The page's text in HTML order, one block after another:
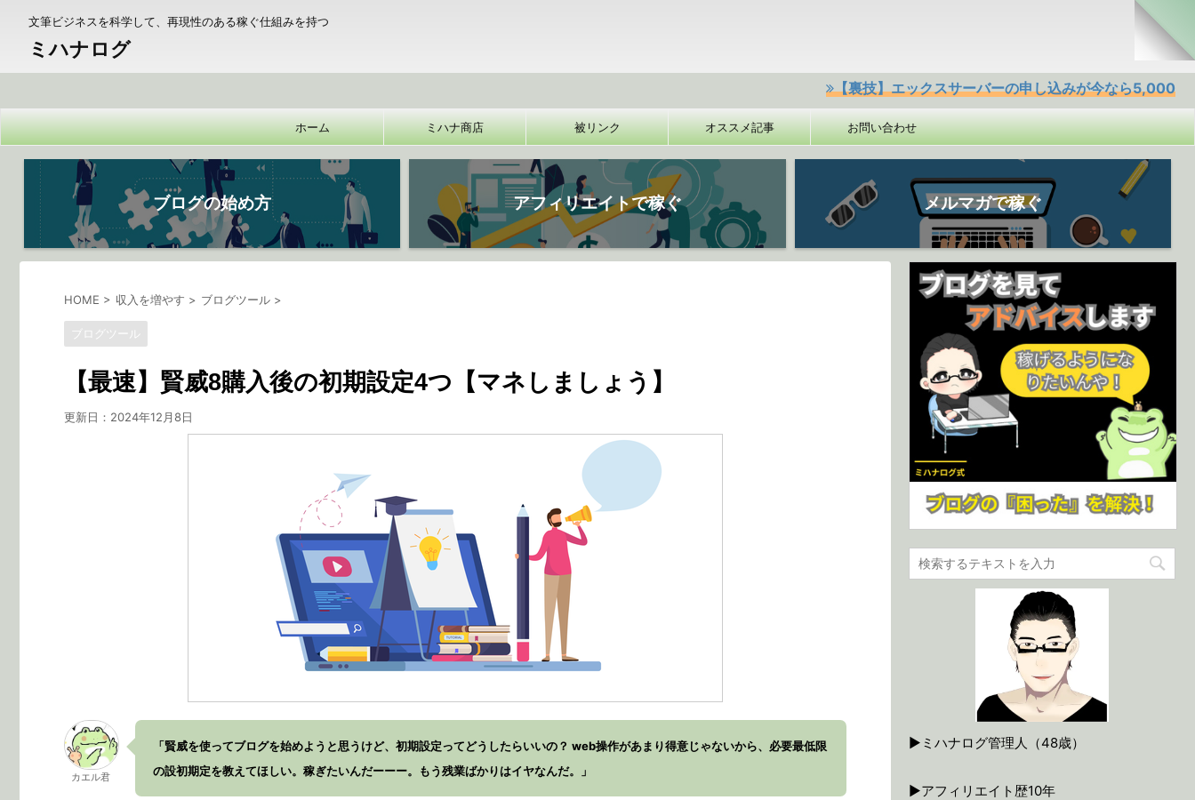
文筆ビジネスを科学して、再現性のある稼ぐ仕組みを持つ
ミハナログ
【裏技】エックスサーバーの申し込みが今なら5,000円offクーポ
ホーム ミハナ商店 被リンク オススメ記事 お問い合わせ
ブログの始め方 アフィリエイトで稼ぐ メルマガで稼ぐ
HOME > 収入を増やす > ブログツール >
ブログツール
【最速】賢威8購入後の初期設定4つ【マネしましょう】
更新日： 2024年12月8日
カエル君
「賢威を使ってブログを始めようと思うけど、初期設定ってどうしたらいいの？ web操作があまり得意じゃないから、必要最低限
の設初期定を教えてほしい。稼ぎたいんだーーー。もう残業ばかりはイヤなんだ。」
▶ミハナログ管理人（48歳）
▶アフィリエイト歴10年